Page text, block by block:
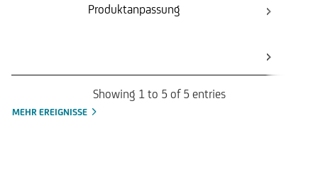
Produktanpassung
Showing 1 to 5 of 5 entries
MEHR EREIGNISSE